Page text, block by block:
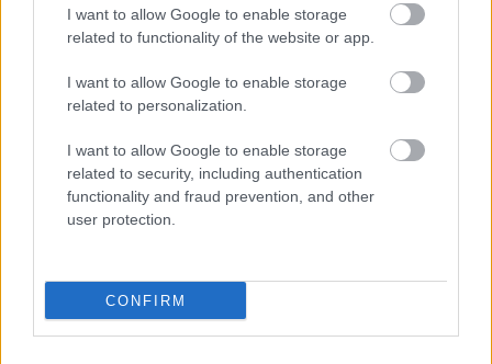
I want to allow Google to enable storage
related to functionality of the website or app.
I want to allow Google to enable storage
related to personalization.
I want to allow Google to enable storage
related to security, including authentication
functionality and fraud prevention, and other
user protection.
CONFIRM
Ανοικτές 1.779 θέσεις εργασίας στο
Δημόσιο (χωρίς πτυχίο)
ΥΠΕΣ: Προγραμματισμός προσλήψεων
2027 - Παρατείνεται το Β' Στάδιο
30.000 ονόματα στην α' φάση